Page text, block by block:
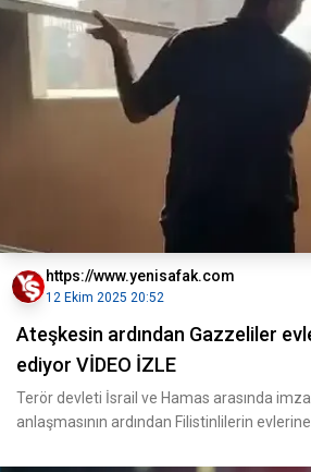
https://www.yenisafak.com
12 Ekim 2025 20:52
Ateşkesin ardından Gazzeliler
ediyor VİDEO İZLE
Terör devleti İsrail ve Hamas arasında
anlaşmasının ardından Filistinlilerin